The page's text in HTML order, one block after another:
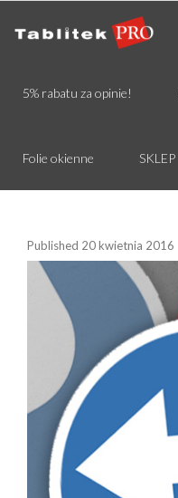
5% rabatu za opinie!
Folie okienne SKLEP
Published 20 kwietnia 2016